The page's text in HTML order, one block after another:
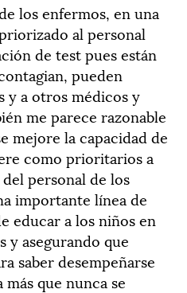
los enfermos, en una
al personal
de test pues están
pueden
y a otros médicos y
me parece razonable
mejore la capacidad de
como prioritarios a
personal de los
importante línea de
educar a los niños en
y asegurando que
saber desempeñarse
que nunca se